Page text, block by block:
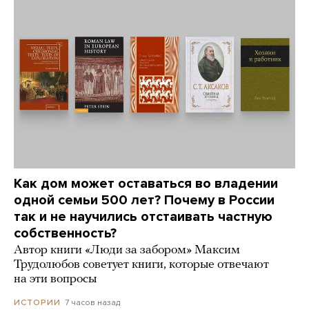
Как дом может оставаться во владении
одной семьи 500 лет? Почему в России
так и не научились отстаивать частную
собственность?
Автор книги «Люди за забором» Максим
Трудолюбов советует книги, которые отвечают
на эти вопросы
ИСТОРИИ 7 часов назад